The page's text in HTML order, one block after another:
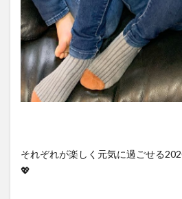
それぞれが楽しく元気に過ごせる
💖